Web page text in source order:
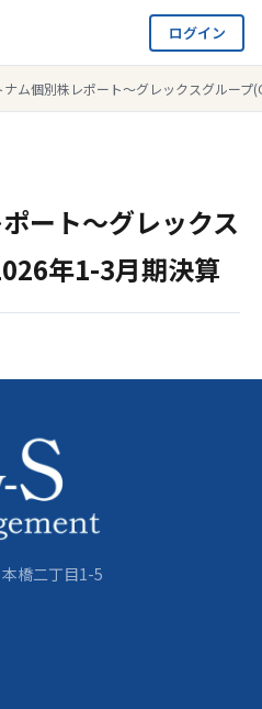
ログイン
ナム個別株レポート～グレックスグループ
ート～グレックス
年1-3月期決算
橋二丁目1-5